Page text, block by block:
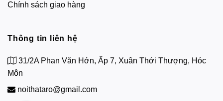
Chính sách giao hàng
Thông tin liên hệ
31/2A Phan Văn Hớn, Ấp 7, Xuân Thới Thượng, Hóc
Môn
noithataro@gmail.com